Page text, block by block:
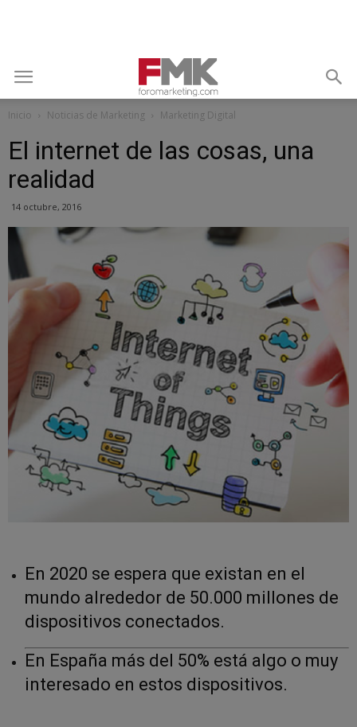
Inicio Noticias de Marketing Marketing Digital
El internet de las cosas, una
realidad
14 octubre, 2016
En 2020 se espera que existan en el
mundo alrededor de 50.000 millones de
dispositivos conectados.
En España más del 50% está algo o muy
interesado en estos dispositivos.